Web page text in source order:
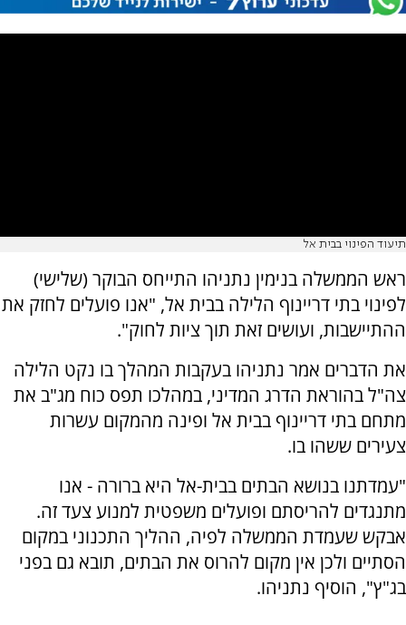
תיעוד הפינוי בבית אל
ראש הממשלה בנימין נתניהו התייחס הבוקר (שלישי)
לפינוי בתי דריינוף הלילה בבית אל, "אנו פועלים לחזק את
ההתיישבות, ועושים זאת תוך ציות לחוק".
את הדברים אמר נתניהו בעקבות המהלך בו נקט הלילה
צה"ל בהוראת הדרג המדיני, במהלכו תפס כוח מג"ב את
מתחם בתי דריינוף בבית אל ופינה מהמקום עשרות
צעירים ששהו בו.
"עמדתנו בנושא הבתים בבית-אל היא ברורה - אנו
מתנגדים להריסתם ופועלים משפטית למנוע צעד זה.
אבקש שעמדת הממשלה לפיה, ההליך התכנוני במקום
הסתיים ולכן אין מקום להרוס את הבתים, תובא גם בפני
בג"ץ", הוסיף נתניהו.